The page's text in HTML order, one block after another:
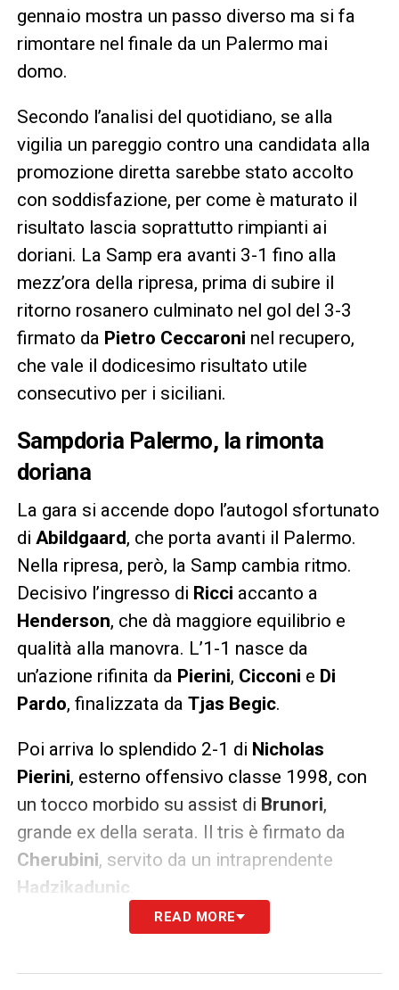
gennaio mostra un passo diverso ma si fa
rimontare nel finale da un Palermo mai
domo.
Secondo l’analisi del quotidiano, se alla
vigilia un pareggio contro una candidata alla
promozione diretta sarebbe stato accolto
con soddisfazione, per come è maturato il
risultato lascia soprattutto rimpianti ai
doriani. La Samp era avanti 3-1 fino alla
mezz’ora della ripresa, prima di subire il
ritorno rosanero culminato nel gol del 3-3
firmato da Pietro Ceccaroni nel recupero,
che vale il dodicesimo risultato utile
consecutivo per i siciliani.
Sampdoria Palermo, la rimonta
doriana
La gara si accende dopo l’autogol sfortunato
di Abildgaard, che porta avanti il Palermo.
Nella ripresa, però, la Samp cambia ritmo.
Decisivo l’ingresso di Ricci accanto a
Henderson, che dà maggiore equilibrio e
qualità alla manovra. L’1-1 nasce da
un’azione rifinita da Pierini, Cicconi e Di
Pardo, finalizzata da Tjas Begic.
Poi arriva lo splendido 2-1 di Nicholas
Pierini, esterno offensivo classe 1998, con
un tocco morbido su assist di Brunori,
grande ex della serata. Il tris è firmato da
Cherubini, servito da un intraprendente
Hadzikadunic
Sampdoria Palermo, il carattere
READ MORE